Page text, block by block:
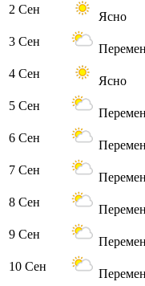
2 Сен
Ясно
3 Сен
4 Сен
Ясно
5 Сен
6 Сен
7 Сен
8 Сен
9 Сен
10 Сен